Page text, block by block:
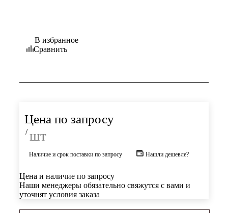
В избранное
Сравнить
Цена по запросу
/ шт
Наличие и срок поставки по запросу Нашли дешевле?
Цена и наличие по запросу
Наши менеджеры обязательно свяжутся с вами и
уточнят условия заказа